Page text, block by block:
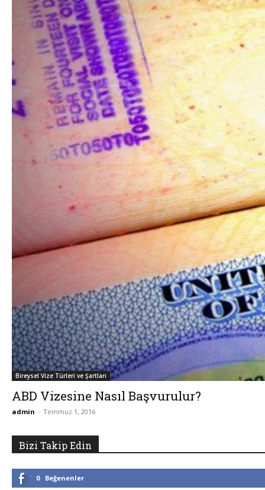
Bireysel Vize Türleri ve Şartları
ABD Vizesine Nasıl Başvurulur?
admin - Temmuz 1, 2016
Bizi Takip Edin
0 Beğenenler